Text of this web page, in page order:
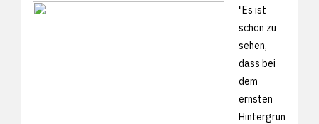
"Es ist
schön zu
sehen,
dass bei
dem
ernsten
Hintergrun